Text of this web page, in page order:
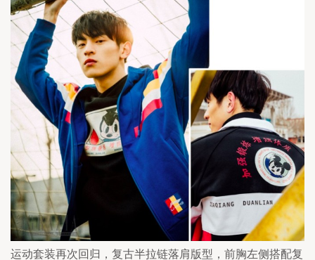
运动套装再次回归，复古半拉链落肩版型，前胸左侧搭配复